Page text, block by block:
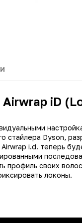
iD
стайлера Dyson,
i.d. теперь
профиль своих
локоны.